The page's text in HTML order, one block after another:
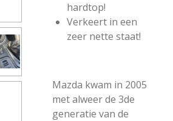
hardtop!
Verkeert in een
zeer nette staat!
Mazda kwam in 2005
met alweer de 3de
generatie van de